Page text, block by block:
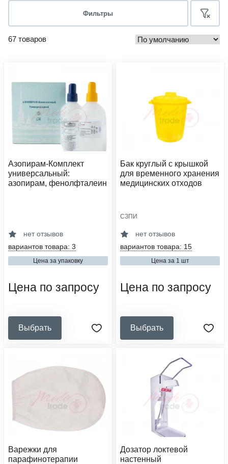
Фильтры
67 товаров
Азопирам-Комплект
универсальный:
азопирам, фенолфталеин
стерилизация
вид упаковочного материала:
индикатор
тип индикатора:
нет отзывов
вариантов товара: 3
Цена за упаковку
Цена по запросу
Выбрать
Бак круглый с крышкой
для временного хранения
медицинских отходов
утилизация
сфера деятельности:
медицинские организации,
ветеринарные клиники
а (неопасные), б (опасные), в
(чрезвычайно опасные)
СЗПИ
нет отзывов
вариантов товара: 15
Цена за 1 шт
Цена по запросу
Выбрать
Варежки для
парафинотерапии
Дозатор локтевой
настенный